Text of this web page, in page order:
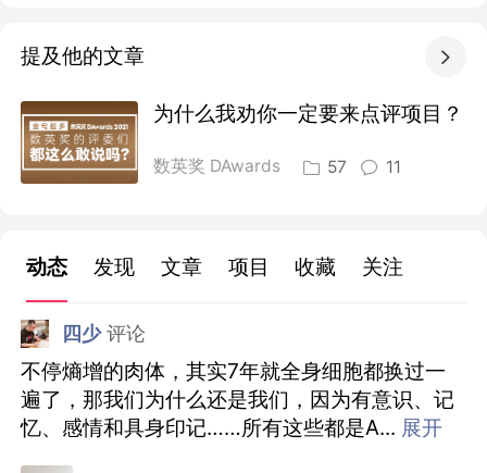
提及他的文章 
为什么我劝你一定要来点评项目？
数英奖 DAwards 57 11
动态 发现 文章 项目 收藏 关注
四少评论
不停熵增的肉体，其实7年就全身细胞都换过一
遍了，那我们为什么还是我们，因为有意识、记
忆、感情和具身印记……所有这些都是A... 展开